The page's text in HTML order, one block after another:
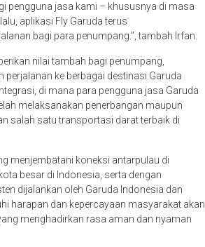
pengguna jasa kami – khususnya di masa
aplikasi Fly Garuda terus
bagi para penumpang.”, tambah Irfan.
nilai tambah bagi penumpang,
ke berbagai destinasi Garuda
di mana para pengguna jasa Garuda
melaksanakan penerbangan maupun
salah satu transportasi darat terbaik di
menjembatani koneksi antarpulau di
besar di Indonesia, serta dengan
dijalankan oleh Garuda Indonesia dan
harapan dan kepercayaan masyarakat akan
menghadirkan rasa aman dan nyaman